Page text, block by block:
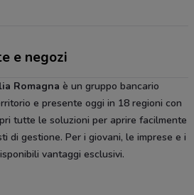
e negozi
Romagna è un gruppo bancario
e presente oggi in 18 regioni con
tutte le soluzioni per aprire facilmente
di gestione. Per i giovani, le imprese e i
vantaggi esclusivi.